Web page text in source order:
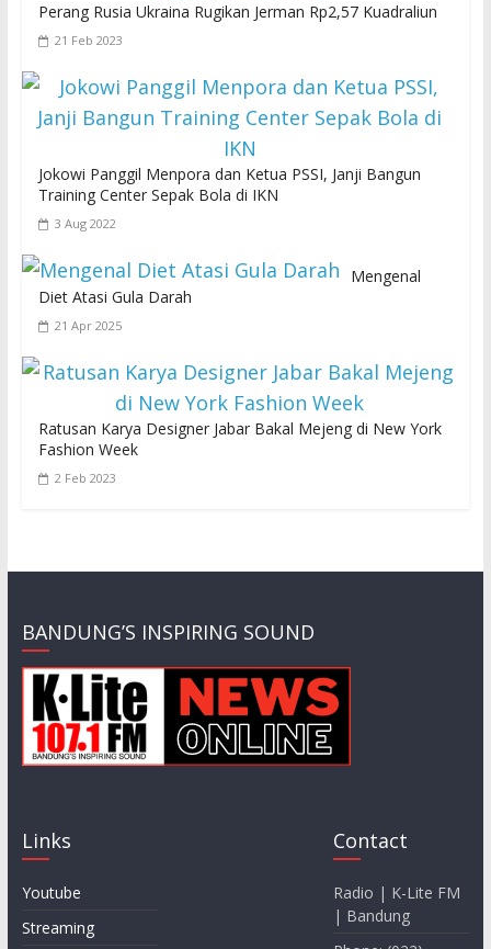
Perang Rusia Ukraina Rugikan Jerman Rp2,57 Kuadraliun
21 Feb 2023
Jokowi Panggil Menpora dan Ketua PSSI, Janji Bangun
Training Center Sepak Bola di IKN
3 Aug 2022
Mengenal
Diet Atasi Gula Darah
21 Apr 2025
Ratusan Karya Designer Jabar Bakal Mejeng di New York
Fashion Week
2 Feb 2023
BANDUNG’S INSPIRING SOUND
Links
Youtube
Streaming
Contact
Radio | K-Lite FM
| Bandung